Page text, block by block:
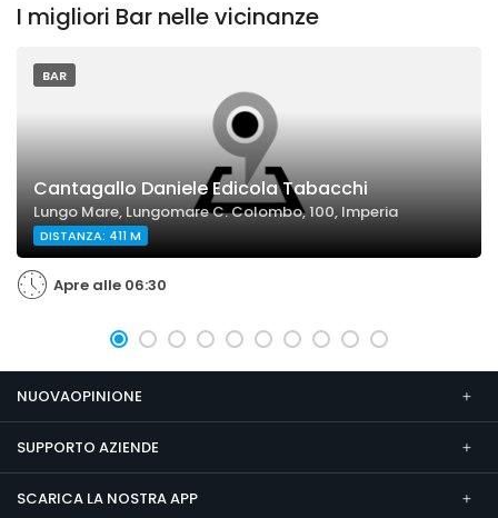
I migliori Bar nelle vicinanze
BAR
Cantagallo Daniele Edicola Tabacchi
Lungo Mare, Lungomare C. Colombo, 100, Imperia
DISTANZA: 411 M
Apre alle 06:30
NUOVAOPINIONE
SUPPORTO AZIENDE
SCARICA LA NOSTRA APP